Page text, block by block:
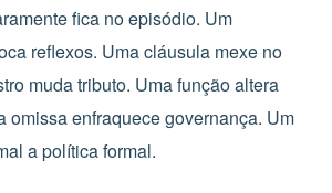
fica no episódio. Um
reflexos. Uma cláusula mexe no
muda tributo. Uma função altera
omissa enfraquece governança. Um
a política formal.